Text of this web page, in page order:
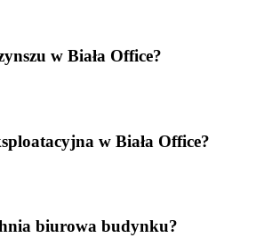
w Biała Office?
w Biała Office?
biurowa budynku?